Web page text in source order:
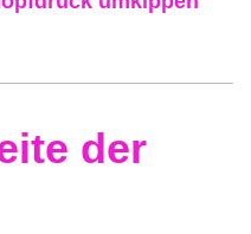
der